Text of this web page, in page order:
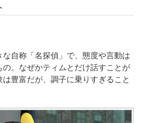
自称「名探偵」で、態度や言動は
の。なぜかティムとだけ話すことが
豊富だが、調子に乗りすぎること